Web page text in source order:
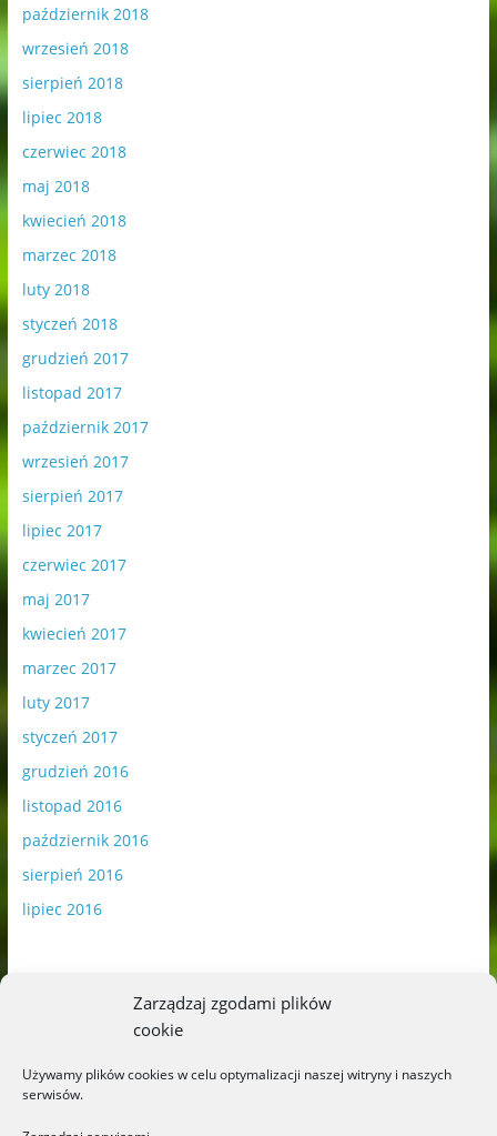
Zarządzaj zgodami plików
cookie
Używamy plików cookies w celu optymalizacji naszej witryny i naszych
serwisów.
październik 2018
wrzesień 2018
sierpień 2018
lipiec 2018
czerwiec 2018
maj 2018
kwiecień 2018
marzec 2018
luty 2018
styczeń 2018
grudzień 2017
listopad 2017
październik 2017
wrzesień 2017
sierpień 2017
lipiec 2017
czerwiec 2017
maj 2017
kwiecień 2017
marzec 2017
luty 2017
styczeń 2017
grudzień 2016
listopad 2016
październik 2016
sierpień 2016
lipiec 2016